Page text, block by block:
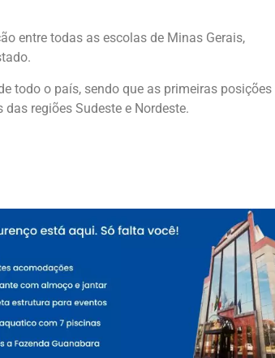
entre todas as escolas de Minas Gerais,
todo o país, sendo que as primeiras posições
regiões Sudeste e Nordeste.